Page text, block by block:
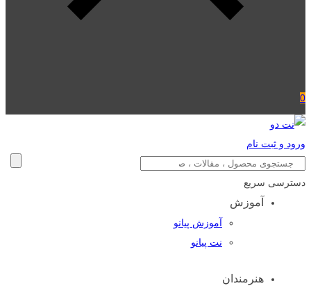
0
ورود و ثبت نام
دسترسی سریع
آموزش
آموزش پیانو
نت پیانو
هنرمندان